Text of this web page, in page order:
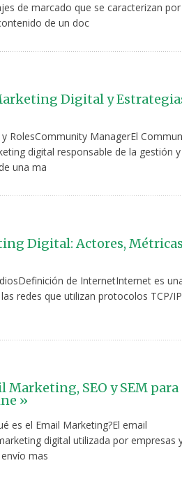
de marcado que se caracterizan por
de un doc
Digital y
RolesCommunity ManagerEl
digital responsable de la gestión y
una ma
Digital: Actores,
de InternetInternet es
redes que utilizan protocolos TCP/
Marketing, SEO y SEM para
»
es el Email Marketing?El email
digital utilizada por empresas
mas